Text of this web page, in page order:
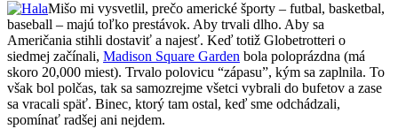
Mišo mi vysvetlil, prečo americké športy – futbal, basketbal,
baseball – majú toľko prestávok. Aby trvali dlho. Aby sa
Američania stihli dostaviť a najesť. Keď totiž Globetrotteri o
siedmej začínali, Madison Square Garden bola poloprázdna (má
skoro 20,000 miest). Trvalo polovicu “zápasu”, kým sa zaplnila. To
však bol polčas, tak sa samozrejme všetci vybrali do bufetov a zase
sa vracali späť. Binec, ktorý tam ostal, keď sme odchádzali,
spomínať radšej ani nejdem.